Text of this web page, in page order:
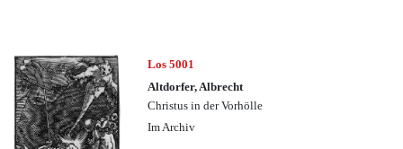
Los 5001
Altdorfer, Albrecht
Christus in der Vorhölle
Im Archiv